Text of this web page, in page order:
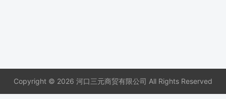
Copyright © 2026 河口三元商贸有限公司 All Rights Reserved